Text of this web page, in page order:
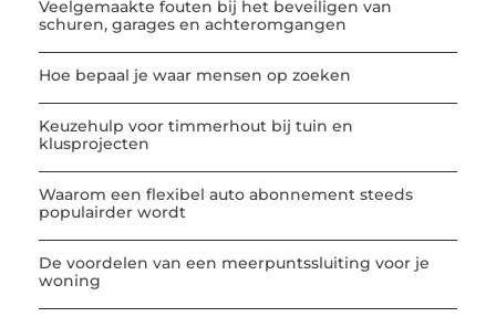
Veelgemaakte fouten bij het beveiligen van
schuren, garages en achteromgangen
Hoe bepaal je waar mensen op zoeken
Keuzehulp voor timmerhout bij tuin en
klusprojecten
Waarom een flexibel auto abonnement steeds
populairder wordt
De voordelen van een meerpuntssluiting voor je
woning